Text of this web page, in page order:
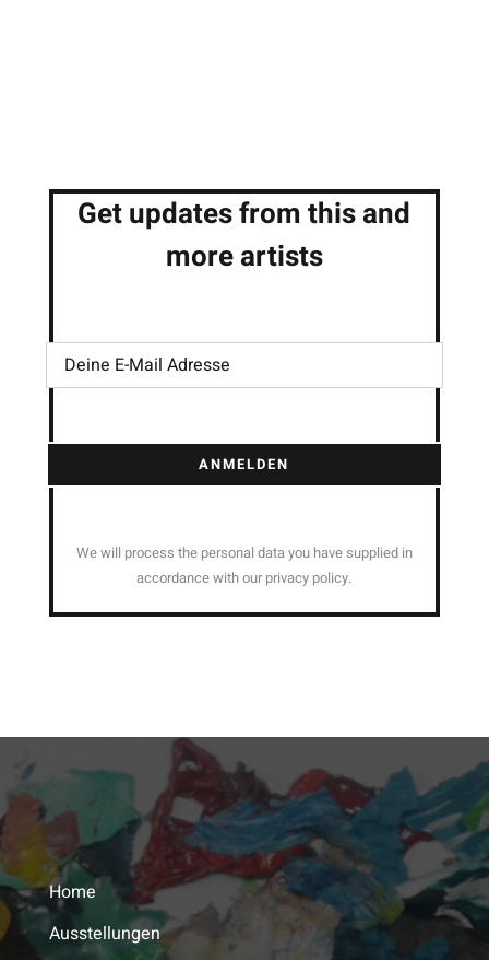
Get updates from this and
more artists
ANMELDEN
We will process the personal data you have supplied in
accordance with our privacy policy.
Home
Ausstellungen